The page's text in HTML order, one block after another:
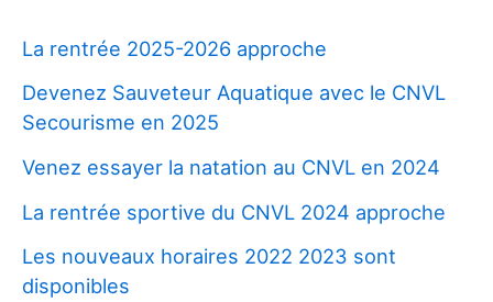
La rentrée 2025-2026 approche
Devenez Sauveteur Aquatique avec le CNVL
Secourisme en 2025
Venez essayer la natation au CNVL en 2024
La rentrée sportive du CNVL 2024 approche
Les nouveaux horaires 2022 2023 sont
disponibles